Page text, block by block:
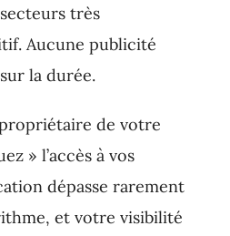
très
Aucune publicité
la durée.
propriétaire de votre
» l’accès à vos
dépasse rarement
et votre visibilité